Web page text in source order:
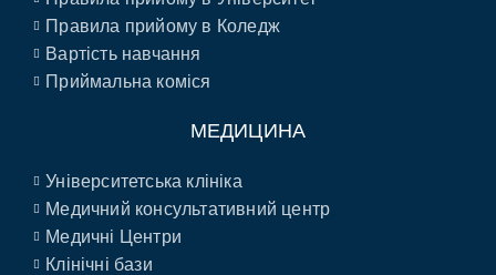
Правила прийому в Коледж
Вартість навчання
Приймальна коміся
МЕДИЦИНА
Університетська клініка
Медичний консультативний центр
Медичні Центри
Клінічні бази